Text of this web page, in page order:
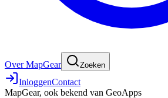
Over MapGear Zoeken
InloggenContact
MapGear, ook bekend van GeoApps